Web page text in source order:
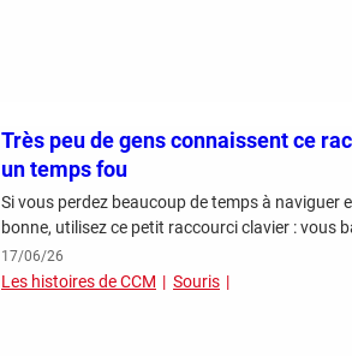
Très peu de gens connaissent ce
un temps fou
Si vous perdez beaucoup de temps à naviguer
bonne, utilisez ce petit raccourci clavier : vous
17/06/26
Les histoires de CCM Souris